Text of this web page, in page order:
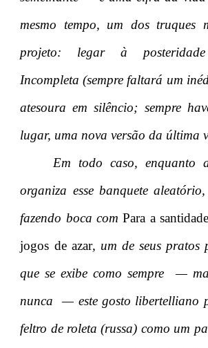
mesmo tempo, um dos truques
projeto: legar à
Incompleta (sempre faltará um
atesoura em silêncio; sempre
lugar, uma nova versão da última
Em todo caso, enquanto
organiza esse banquete
fazendo boca comPara a
jogos de azar, um de seus pratos
que se exibe como sempre —
nunca — este gosto libertelliano
feltro de roleta (russa) como um